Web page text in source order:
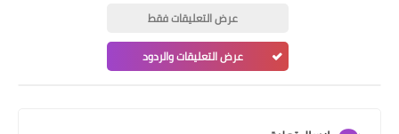
عرض التعليقات فقط
عرض التعليقات والردود